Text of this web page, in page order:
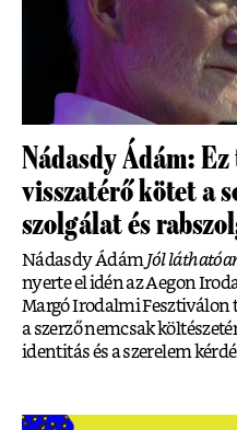
Nádasdy Ádám:
visszatérő kötet a
szolgálat és
Nádasdy Ádám Jól
nyerte el idén az Aegon
Margó Irodalmi
a szerző nemcsak
identitás és a szerelem